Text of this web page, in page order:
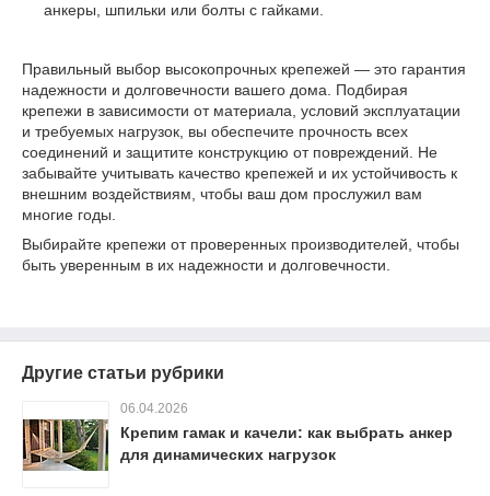
анкеры, шпильки или болты с гайками.
Правильный выбор высокопрочных крепежей — это гарантия
надежности и долговечности вашего дома. Подбирая
крепежи в зависимости от материала, условий эксплуатации
и требуемых нагрузок, вы обеспечите прочность всех
соединений и защитите конструкцию от повреждений. Не
забывайте учитывать качество крепежей и их устойчивость к
внешним воздействиям, чтобы ваш дом прослужил вам
многие годы.
Выбирайте крепежи от проверенных производителей, чтобы
быть уверенным в их надежности и долговечности.
Другие статьи рубрики
06.04.2026
Крепим гамак и качели: как выбрать анкер
для динамических нагрузок